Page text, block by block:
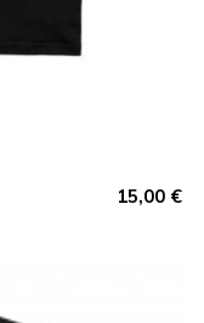
15,00 €